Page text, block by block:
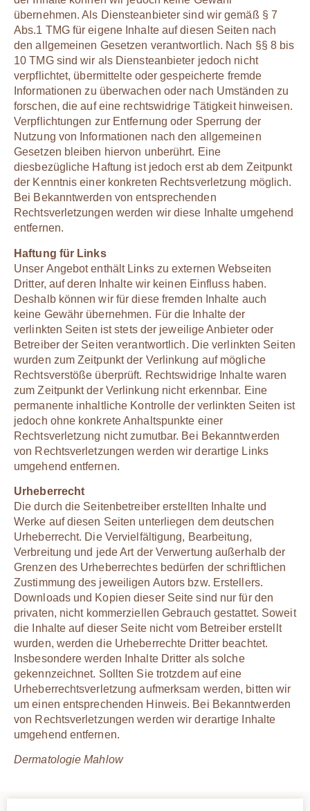
übernehmen. Als Diensteanbieter sind wir gemäß § 7
Abs.1 TMG für eigene Inhalte auf diesen Seiten nach
den allgemeinen Gesetzen verantwortlich. Nach §§ 8 bis
10 TMG sind wir als Diensteanbieter jedoch nicht
verpflichtet, übermittelte oder gespeicherte fremde
Informationen zu überwachen oder nach Umständen zu
forschen, die auf eine rechtswidrige Tätigkeit hinweisen.
Verpflichtungen zur Entfernung oder Sperrung der
Nutzung von Informationen nach den allgemeinen
Gesetzen bleiben hiervon unberührt. Eine
diesbezügliche Haftung ist jedoch erst ab dem Zeitpunkt
der Kenntnis einer konkreten Rechtsverletzung möglich.
Bei Bekanntwerden von entsprechenden
Rechtsverletzungen werden wir diese Inhalte umgehend
entfernen.
Haftung für Links
Unser Angebot enthält Links zu externen Webseiten
Dritter, auf deren Inhalte wir keinen Einfluss haben.
Deshalb können wir für diese fremden Inhalte auch
keine Gewähr übernehmen. Für die Inhalte der
verlinkten Seiten ist stets der jeweilige Anbieter oder
Betreiber der Seiten verantwortlich. Die verlinkten Seiten
wurden zum Zeitpunkt der Verlinkung auf mögliche
Rechtsverstöße überprüft. Rechtswidrige Inhalte waren
zum Zeitpunkt der Verlinkung nicht erkennbar. Eine
permanente inhaltliche Kontrolle der verlinkten Seiten ist
jedoch ohne konkrete Anhaltspunkte einer
Rechtsverletzung nicht zumutbar. Bei Bekanntwerden
von Rechtsverletzungen werden wir derartige Links
umgehend entfernen.
Urheberrecht
Die durch die Seitenbetreiber erstellten Inhalte und
Werke auf diesen Seiten unterliegen dem deutschen
Urheberrecht. Die Vervielfältigung, Bearbeitung,
Verbreitung und jede Art der Verwertung außerhalb der
Grenzen des Urheberrechtes bedürfen der schriftlichen
Zustimmung des jeweiligen Autors bzw. Erstellers.
Downloads und Kopien dieser Seite sind nur für den
privaten, nicht kommerziellen Gebrauch gestattet. Soweit
die Inhalte auf dieser Seite nicht vom Betreiber erstellt
wurden, werden die Urheberrechte Dritter beachtet.
Insbesondere werden Inhalte Dritter als solche
gekennzeichnet. Sollten Sie trotzdem auf eine
Urheberrechtsverletzung aufmerksam werden, bitten wir
um einen entsprechenden Hinweis. Bei Bekanntwerden
von Rechtsverletzungen werden wir derartige Inhalte
umgehend entfernen.
Dermatologie Mahlow